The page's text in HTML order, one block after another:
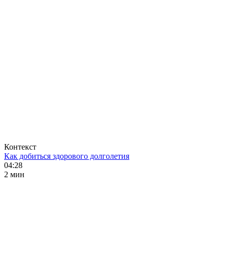
Контекст
Как добиться здорового долголетия
04:28
2 мин